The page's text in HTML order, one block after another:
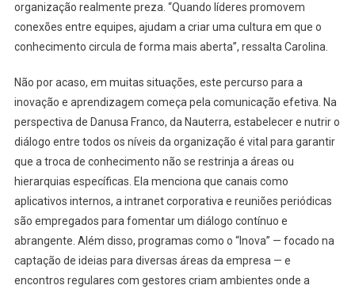
organização realmente preza. “Quando líderes promovem
conexões entre equipes, ajudam a criar uma cultura em que o
conhecimento circula de forma mais aberta”, ressalta Carolina.
Não por acaso, em muitas situações, este percurso para a
inovação e aprendizagem começa pela comunicação efetiva. Na
perspectiva de Danusa Franco, da Nauterra, estabelecer e nutrir o
diálogo entre todos os níveis da organização é vital para garantir
que a troca de conhecimento não se restrinja a áreas ou
hierarquias específicas. Ela menciona que canais como
aplicativos internos, a intranet corporativa e reuniões periódicas
são empregados para fomentar um diálogo contínuo e
abrangente. Além disso, programas como o “Inova” — focado na
captação de ideias para diversas áreas da empresa — e
encontros regulares com gestores criam ambientes onde a